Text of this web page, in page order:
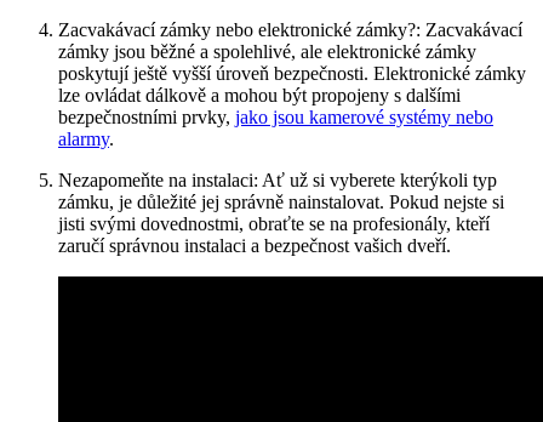
Zacvakávací zámky nebo elektronické zámky?: Zacvakávací
zámky jsou běžné a spolehlivé, ale elektronické zámky
poskytují ještě vyšší úroveň bezpečnosti. Elektronické zámky
lze ovládat dálkově a mohou být propojeny s dalšími
bezpečnostními prvky, jako jsou kamerové systémy nebo
alarmy.
Nezapomeňte na instalaci: Ať už si vyberete kterýkoli typ
zámku, je důležité jej správně nainstalovat. Pokud nejste si
jisti svými dovednostmi, obraťte se na profesionály, kteří
zaručí správnou instalaci a bezpečnost vašich dveří.